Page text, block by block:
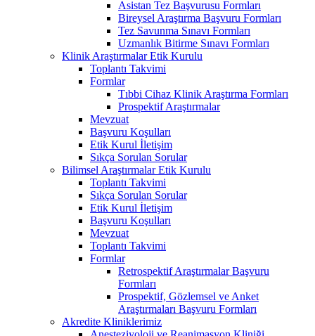
Asistan Tez Başvurusu Formları
Bireysel Araştırma Başvuru Formları
Tez Savunma Sınavı Formları
Uzmanlık Bitirme Sınavı Formları
Klinik Araştırmalar Etik Kurulu
Toplantı Takvimi
Formlar
Tıbbi Cihaz Klinik Araştırma Formları
Prospektif Araştırmalar
Mevzuat
Başvuru Koşulları
Etik Kurul İletişim
Sıkça Sorulan Sorular
Bilimsel Araştırmalar Etik Kurulu
Toplantı Takvimi
Sıkça Sorulan Sorular
Etik Kurul İletişim
Başvuru Koşulları
Mevzuat
Toplantı Takvimi
Formlar
Retrospektif Araştırmalar Başvuru
Formları
Prospektif, Gözlemsel ve Anket
Araştırmaları Başvuru Formları
Akredite Kliniklerimiz